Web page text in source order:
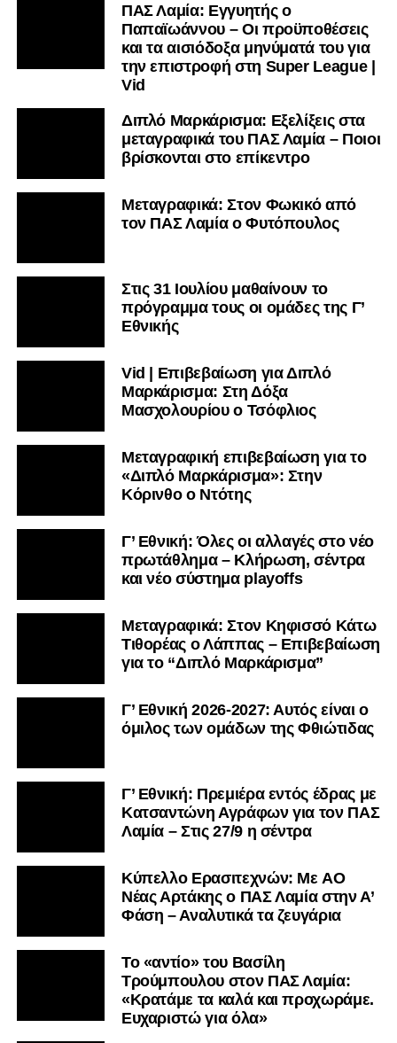
ΠΑΣ Λαμία: Εγγυητής ο
Παπαϊωάννου – Οι προϋποθέσεις
και τα αισιόδοξα μηνύματά του για
την επιστροφή στη Super League |
Vid
Διπλό Μαρκάρισμα: Εξελίξεις στα
μεταγραφικά του ΠΑΣ Λαμία – Ποιοι
βρίσκονται στο επίκεντρο
Μεταγραφικά: Στον Φωκικό από
τον ΠΑΣ Λαμία ο Φυτόπουλος
Στις 31 Ιουλίου μαθαίνουν το
πρόγραμμα τους οι ομάδες της Γ’
Εθνικής
Vid | Επιβεβαίωση για Διπλό
Μαρκάρισμα: Στη Δόξα
Μασχολουρίου ο Τσόφλιος
Μεταγραφική επιβεβαίωση για το
«Διπλό Μαρκάρισμα»: Στην
Κόρινθο ο Ντότης
Γ’ Εθνική: Όλες οι αλλαγές στο νέο
πρωτάθλημα – Κλήρωση, σέντρα
και νέο σύστημα playoffs
Μεταγραφικά: Στον Κηφισσό Κάτω
Τιθορέας ο Λάππας – Επιβεβαίωση
για το “Διπλό Μαρκάρισμα”
Γ’ Εθνική 2026-2027: Αυτός είναι ο
όμιλος των ομάδων της Φθιώτιδας
Γ’ Εθνική: Πρεμιέρα εντός έδρας με
Κατσαντώνη Αγράφων για τον ΠΑΣ
Λαμία – Στις 27/9 η σέντρα
Kύπελλο Ερασιτεχνών: Με AO
Nέας Αρτάκης ο ΠΑΣ Λαμία στην Α’
Φάση – Αναλυτικά τα ζευγάρια
Το «αντίο» του Βασίλη
Τρούμπουλου στον ΠΑΣ Λαμία:
«Κρατάμε τα καλά και προχωράμε.
Ευχαριστώ για όλα»